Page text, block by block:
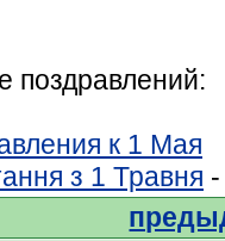
поздравлений:
к 1 Мая
з 1 Травня